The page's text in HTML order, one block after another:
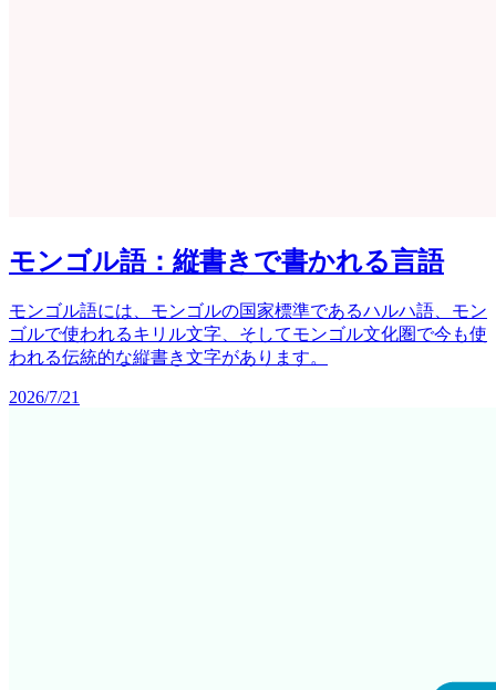
モンゴル語：縦書きで書かれる言語
モンゴル語には、モンゴルの国家標準であるハルハ語、モン
ゴルで使われるキリル文字、そしてモンゴル文化圏で今も使
われる伝統的な縦書き文字があります。
2026/7/21